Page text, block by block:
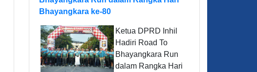
Bhayangkara ke-80
Ketua DPRD Inhil
Hadiri Road To
Bhayangkara Run
dalam Rangka Hari